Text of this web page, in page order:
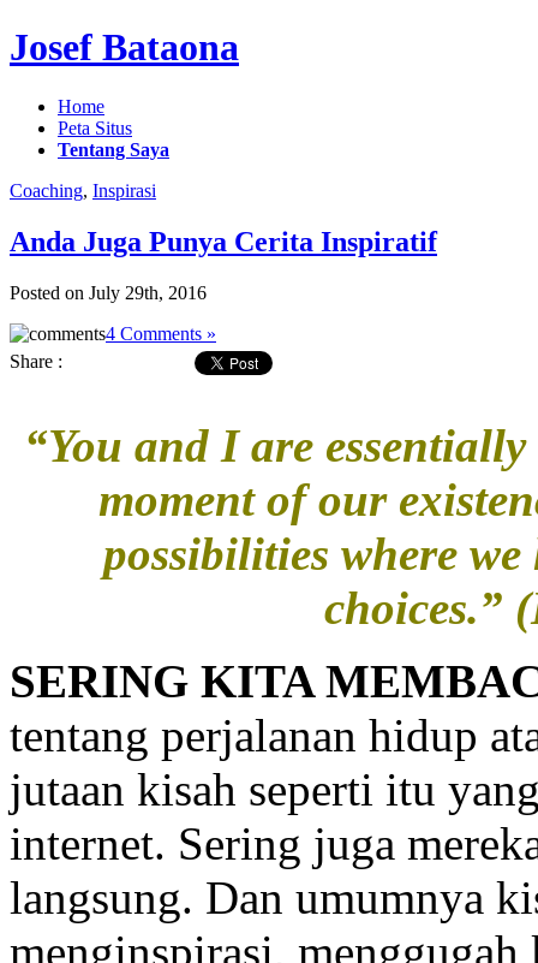
Josef Bataona
Home
Peta Situs
Tentang Saya
Coaching, Inspirasi
Anda Juga Punya Cerita Inspiratif
Posted on July 29th, 2016
4 Comments »
Share :
“You and I are
moment of our
possibilities where
choices.”
SERING KITA
tentang perjalanan hidup
jutaan kisah seperti itu
internet. Sering juga
langsung. Dan umumnya
menginspirasi,